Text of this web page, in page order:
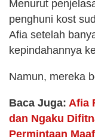
Menurut
penghuni kost
Afia setelah
kepindahannya
Namun, mereka
Baca Juga: Afia
dan Ngaku
Permintaan